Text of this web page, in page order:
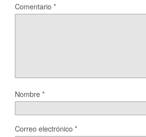
Comentario*
Nombre*
Correo electrónico*